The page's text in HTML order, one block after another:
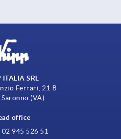
ITALIA SRL
Ferrari, 21 B
(VA)
office
02 945 526 51